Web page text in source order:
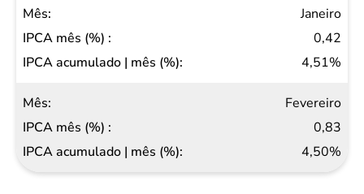
Mês
IPCA
mês
acumulado
| mês (%)
Janeiro
0,42
4,51%
Fevereiro
0,83
4,50%